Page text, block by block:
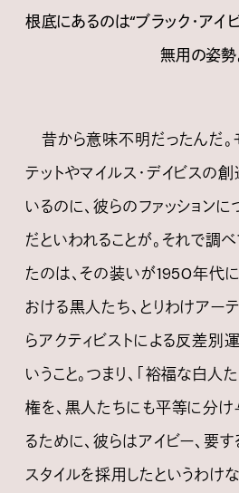
根底にあるのは“ブラック・アイ
無用の姿勢
昔から意味不明だったんだ。
テットやマイルス・デイビスの
いるのに、彼らのファッション
だといわれることが。それで調
たのは、その装いが1950年代
おける黒人たち、とりわけアー
らアクティビストによる反差別
いうこと。つまり、「裕福な白
権を、黒人たちにも平等に分け
るために、彼らはアイビー、要
スタイルを採用したというわけな